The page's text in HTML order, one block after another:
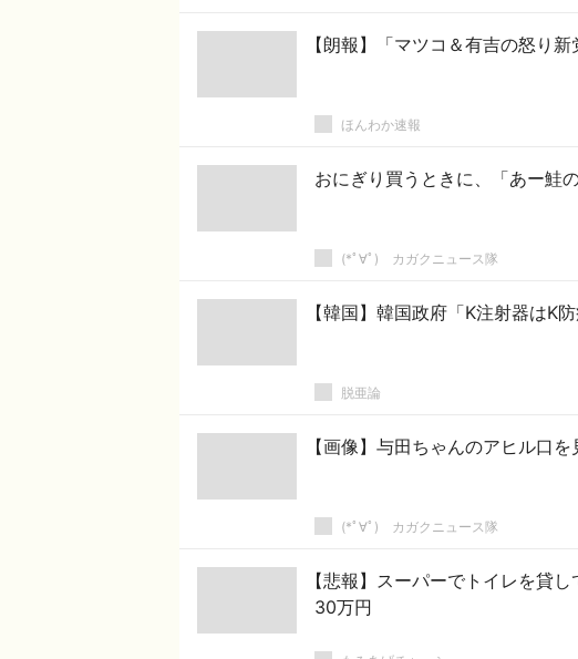
【朗報】「マツコ＆有吉の怒り
ほんわか速報
おにぎり買うときに、「あー鮭
(*ﾟ∀ﾟ)ゞカガクニュース隊
【韓国】韓国政府「K注射器は
脱亜論
【画像】与田ちゃんのアヒル口
(*ﾟ∀ﾟ)ゞカガクニュース隊
【悲報】スーパーでトイレを貸
30万円